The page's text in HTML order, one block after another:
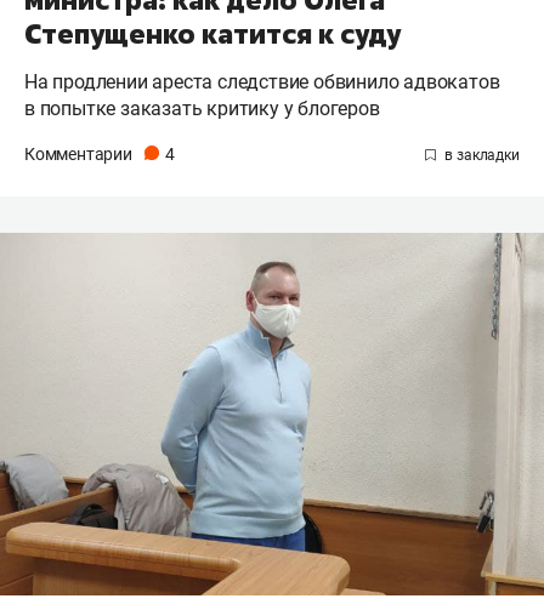
Степущенко катится к суду
На продлении ареста следствие обвинило адвокатов
в попытке заказать критику у блогеров
Комментарии 4